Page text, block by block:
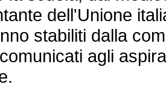
dell'Unione
stabiliti dalla
agli